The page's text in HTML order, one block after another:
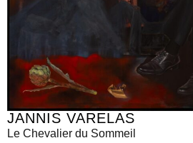
JANNIS VARELAS
Le Chevalier du Sommeil